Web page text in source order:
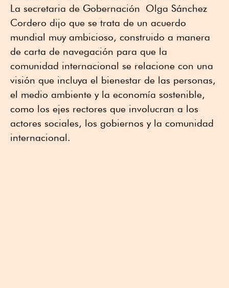
La secretaria de Gobernación Olga Sánchez
Cordero dijo que se trata de un acuerdo
mundial muy ambicioso, construido a manera
de carta de navegación para que la
comunidad internacional se relacione con una
visión que incluya el bienestar de las personas,
el medio ambiente y la economía sostenible,
como los ejes rectores que involucran a los
actores sociales, los gobiernos y la comunidad
internacional.